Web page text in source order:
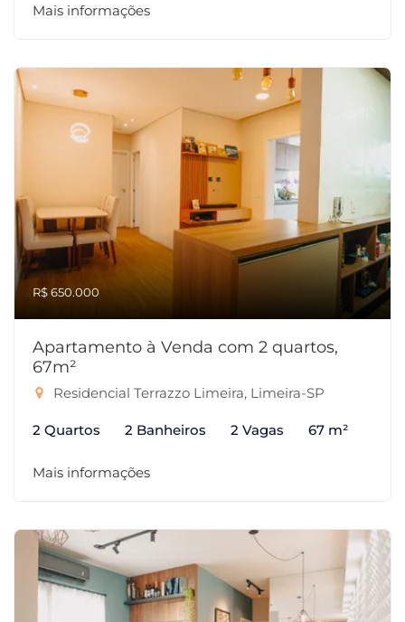
Mais informações
R$ 650.000
Apartamento à Venda com 2 quartos,
67m²
Residencial Terrazzo Limeira, Limeira-SP
2 Quartos 2 Banheiros 2 Vagas 67 m²
Mais informações